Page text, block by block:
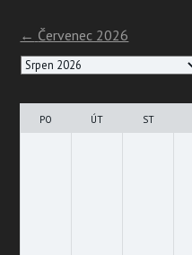
← Červenec 2026
Month
PO ÚT ST